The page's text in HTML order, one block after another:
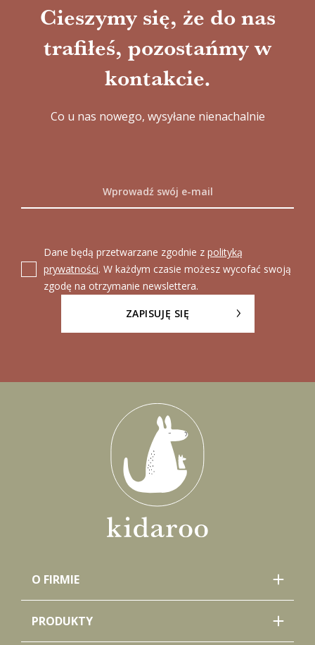
Cieszymy się, że do nas
trafiłeś, pozostańmy w
kontakcie.
Co u nas nowego, wysyłane nienachalnie
Dane będą przetwarzane zgodnie z polityką
prywatności. W każdym czasie możesz wycofać swoją
zgodę na otrzymanie newslettera.
ZAPISUJĘ SIĘ
O FIRMIE
PRODUKTY